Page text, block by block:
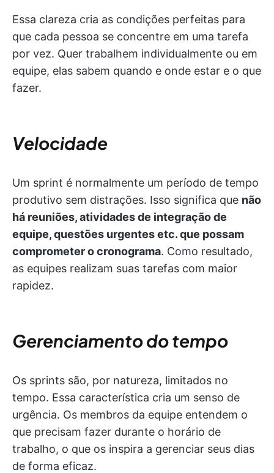
Essa clareza cria as condições perfeitas para
que cada pessoa se concentre em uma tarefa
por vez. Quer trabalhem individualmente ou em
equipe, elas sabem quando e onde estar e o que
fazer.
Velocidade
Um sprint é normalmente um período de tempo
produtivo sem distrações. Isso significa que não
há reuniões, atividades de integração de
equipe, questões urgentes etc. que possam
comprometer o cronograma. Como resultado,
as equipes realizam suas tarefas com maior
rapidez.
Gerenciamento do tempo
Os sprints são, por natureza, limitados no
tempo. Essa característica cria um senso de
urgência. Os membros da equipe entendem o
que precisam fazer durante o horário de
trabalho, o que os inspira a gerenciar seus dias
de forma eficaz.